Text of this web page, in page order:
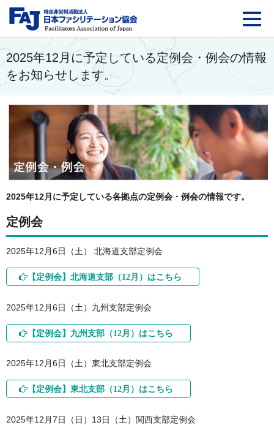
FAJ：特定非営利活動
2025年12月に予定している定例会・例会の情報
をお知らせします。
2025年12月に予定している各拠点の定例会・例会の情報です。
定例会
2025年12月6日（土） 北海道支部定例会
【定例会】北海道支部（12月）はこちら
2025年12月6日（土）九州支部定例会
【定例会】九州支部（12月）はこちら
2025年12月6日（土）東北支部定例会
【定例会】東北支部（12月）はこちら
2025年12月7日（日）13日（土）関西支部定例会